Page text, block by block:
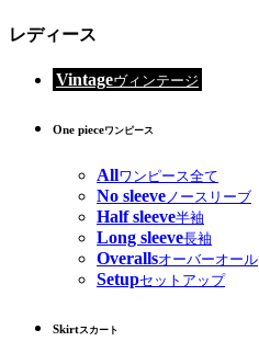
レディース
Vintageヴィンテージ
One pieceワンピース
Allワンピース全て
No sleeveノースリーブ
Half sleeve半袖
Long sleeve長袖
Overallsオーバーオール
Setupセットアップ
Skirtスカート